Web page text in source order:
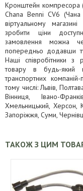
Кронштейн компресора
Chana Benni CV6
віртуальному
зробити ціни
замовлення можна
попередньо додавши
Наші співробітники з
товару в будь-який
транспортних
тому числі: Львів,
Вінниця, Івано-
Хмельницький, Херсон,
Запоріжжя, Суми,
ТАКОЖ З ЦИМ